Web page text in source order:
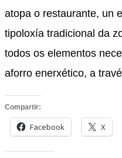
atopa o restaurante, un
tipoloxía tradicional da
todos os elementos
aforro enerxético, a
Compartir:
Facebook X